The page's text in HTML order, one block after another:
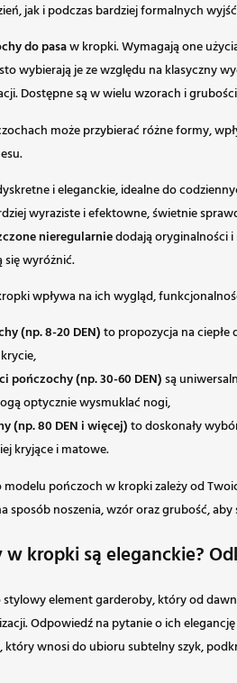
jak i podczas bardziej formalnych
do pasaw kropki. Wymagają one
wybierają je ze względu na klasyczny
Dostępne są w wielu wzorach i
może przybierać różne formy,
i eleganckie, idealne do
wyraziste i efektowne, świetnie
nieregularniedodają oryginalności
się wyróżnić.
wpływa na ich wygląd,
(np. 8-20 DEN)to propozycja na
pończochy (np. 30-60 DEN)są
optycznie wysmuklać nogi,
(np. 80 DEN i więcej)to doskonały
kryjące i matowe.
pończoch w kropki zależy od
sposób noszenia, wzór oraz grubość,
kropki są eleganckie?
element garderoby, który od
Odpowiedź na pytanie o ich
wnosi do ubioru subtelny szyk,